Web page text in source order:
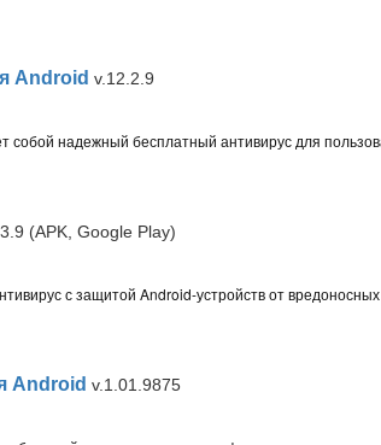
Android v.12.2.9
(APK, Google Play)
Android v.1.01.9875